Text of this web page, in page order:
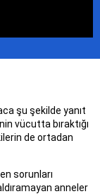
şu şekilde yanıt
vücutta bıraktığı
de ortadan
sorunları
anneler